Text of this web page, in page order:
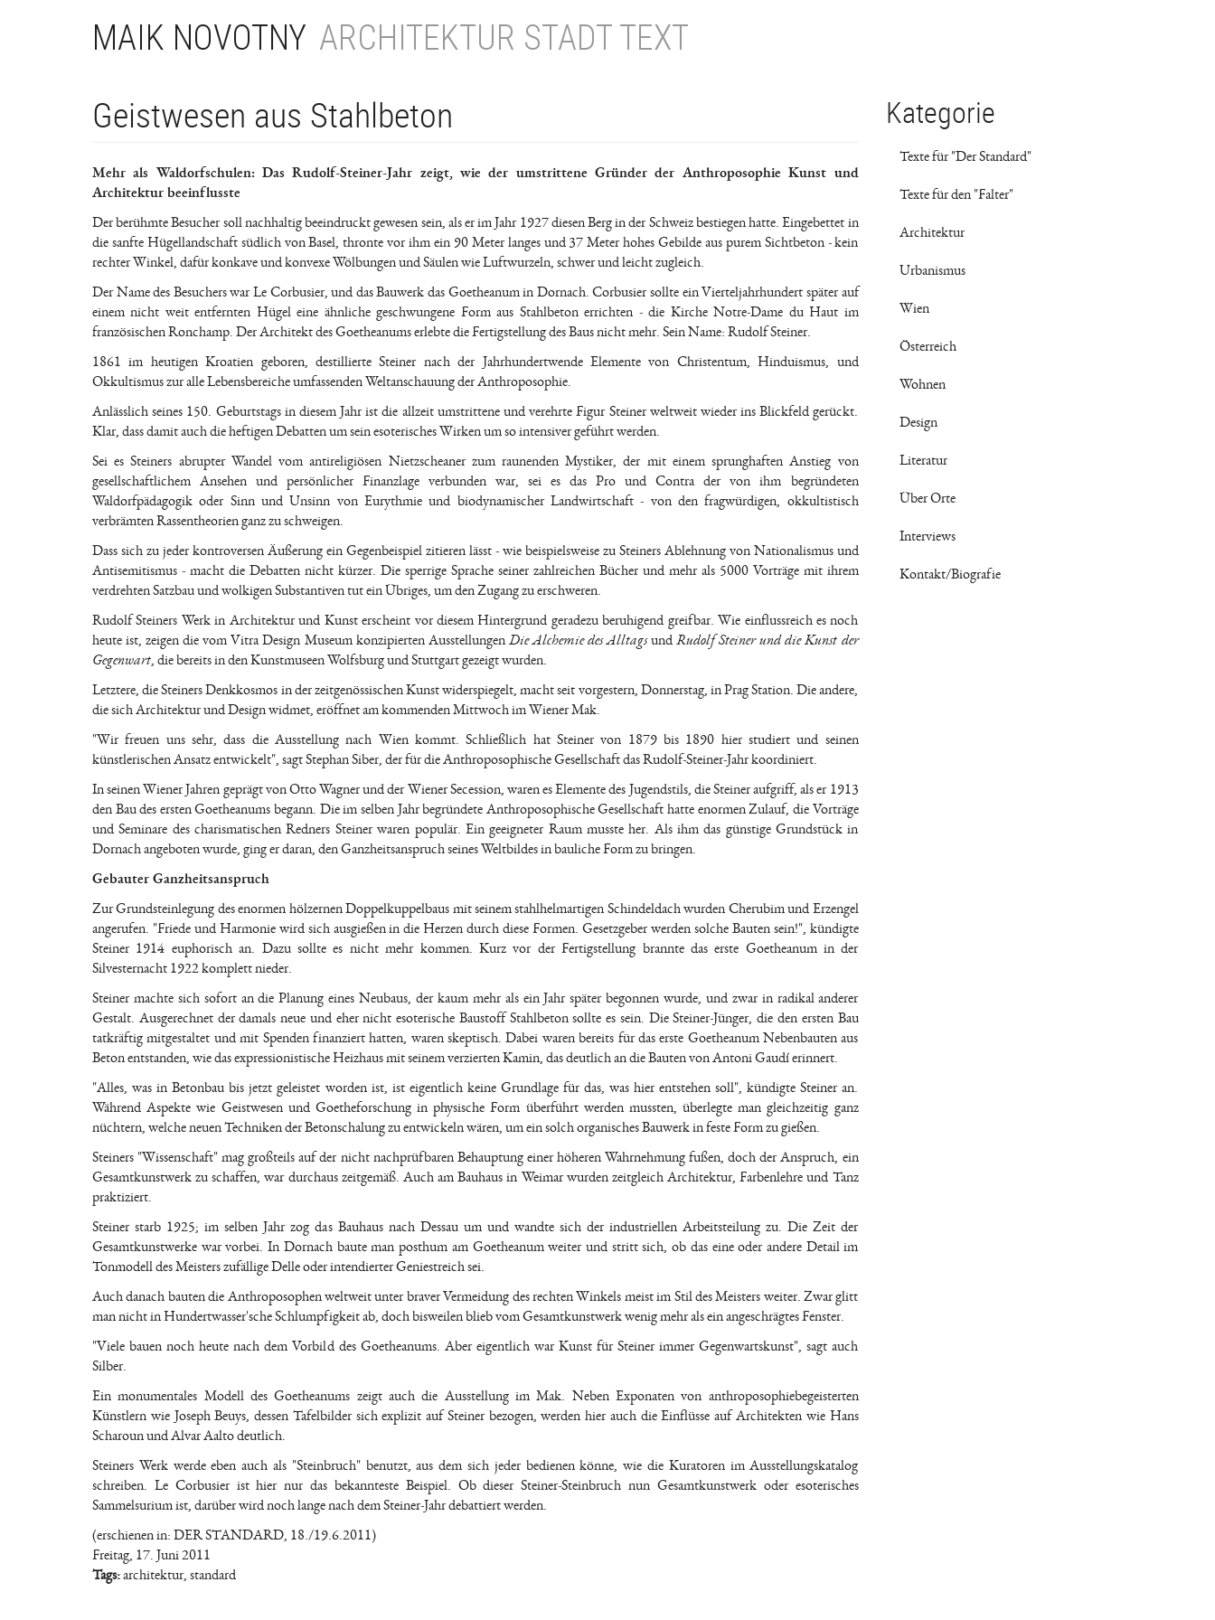
MAIK NOVOTNY ARCHITEKTUR STADT TEXT
Geistwesen aus Stahlbeton
Mehr als Waldorfschulen: Das Rudolf-Steiner-Jahr zeigt, wie der umstrittene Gründer der Anthroposophie Kunst und
Architektur beeinflusste
Der berühmte Besucher soll nachhaltig beeindruckt gewesen sein, als er im Jahr 1927 diesen Berg in der Schweiz bestiegen hatte. Eingebettet in
die sanfte Hügellandschaft südlich von Basel, thronte vor ihm ein 90 Meter langes und 37 Meter hohes Gebilde aus purem Sichtbeton - kein
rechter Winkel, dafür konkave und konvexe Wölbungen und Säulen wie Luftwurzeln, schwer und leicht zugleich.
Der Name des Besuchers war Le Corbusier, und das Bauwerk das Goetheanum in Dornach. Corbusier sollte ein Vierteljahrhundert später auf
einem nicht weit entfernten Hügel eine ähnliche geschwungene Form aus Stahlbeton errichten - die Kirche Notre-Dame du Haut im
französischen Ronchamp. Der Architekt des Goetheanums erlebte die Fertigstellung des Baus nicht mehr. Sein Name: Rudolf Steiner.
1861 im heutigen Kroatien geboren, destillierte Steiner nach der Jahrhundertwende Elemente von Christentum, Hinduismus, und
Okkultismus zur alle Lebensbereiche umfassenden Weltanschauung der Anthroposophie.
Anlässlich seines 150. Geburtstags in diesem Jahr ist die allzeit umstrittene und verehrte Figur Steiner weltweit wieder ins Blickfeld gerückt.
Klar, dass damit auch die heftigen Debatten um sein esoterisches Wirken um so intensiver geführt werden.
Sei es Steiners abrupter Wandel vom antireligiösen Nietzscheaner zum raunenden Mystiker, der mit einem sprunghaften Anstieg von
gesellschaftlichem Ansehen und persönlicher Finanzlage verbunden war, sei es das Pro und Contra der von ihm begründeten
Waldorfpädagogik oder Sinn und Unsinn von Eurythmie und biodynamischer Landwirtschaft - von den fragwürdigen, okkultistisch
verbrämten Rassentheorien ganz zu schweigen.
Dass sich zu jeder kontroversen Äußerung ein Gegenbeispiel zitieren lässt - wie beispielsweise zu Steiners Ablehnung von Nationalismus und
Antisemitismus - macht die Debatten nicht kürzer. Die sperrige Sprache seiner zahlreichen Bücher und mehr als 5000 Vorträge mit ihrem
verdrehten Satzbau und wolkigen Substantiven tut ein Übriges, um den Zugang zu erschweren.
Rudolf Steiners Werk in Architektur und Kunst erscheint vor diesem Hintergrund geradezu beruhigend greifbar. Wie einflussreich es noch
heute ist, zeigen die vom Vitra Design Museum konzipierten Ausstellungen Die Alchemie des Alltagsund Rudolf Steiner und die Kunst der
Gegenwart, die bereits in den Kunstmuseen Wolfsburg und Stuttgart gezeigt wurden.
Letztere, die Steiners Denkkosmos in der zeitgenössischen Kunst widerspiegelt, macht seit vorgestern, Donnerstag, in Prag Station. Die andere,
die sich Architektur und Design widmet, eröffnet am kommenden Mittwoch im Wiener Mak.
"Wir freuen uns sehr, dass die Ausstellung nach Wien kommt. Schließlich hat Steiner von 1879 bis 1890 hier studiert und seinen
künstlerischen Ansatz entwickelt", sagt Stephan Siber, der für die Anthroposophische Gesellschaft das Rudolf-Steiner-Jahr koordiniert.
In seinen Wiener Jahren geprägt von Otto Wagner und der Wiener Secession, waren es Elemente des Jugendstils, die Steiner aufgriff, als er 1913
den Bau des ersten Goetheanums begann. Die im selben Jahr begründete Anthroposophische Gesellschaft hatte enormen Zulauf, die Vorträge
und Seminare des charismatischen Redners Steiner waren populär. Ein geeigneter Raum musste her. Als ihm das günstige Grundstück in
Dornach angeboten wurde, ging er daran, den Ganzheitsanspruch seines Weltbildes in bauliche Form zu bringen.
Gebauter Ganzheitsanspruch
Zur Grundsteinlegung des enormen hölzernen Doppelkuppelbaus mit seinem stahlhelmartigen Schindeldach wurden Cherubim und Erzengel
angerufen. "Friede und Harmonie wird sich ausgießen in die Herzen durch diese Formen. Gesetzgeber werden solche Bauten sein!", kündigte
Steiner 1914 euphorisch an. Dazu sollte es nicht mehr kommen. Kurz vor der Fertigstellung brannte das erste Goetheanum in der
Silvesternacht 1922 komplett nieder.
Steiner machte sich sofort an die Planung eines Neubaus, der kaum mehr als ein Jahr später begonnen wurde, und zwar in radikal anderer
Gestalt. Ausgerechnet der damals neue und eher nicht esoterische Baustoff Stahlbeton sollte es sein. Die Steiner-Jünger, die den ersten Bau
tatkräftig mitgestaltet und mit Spenden finanziert hatten, waren skeptisch. Dabei waren bereits für das erste Goetheanum Nebenbauten aus
Beton entstanden, wie das expressionistische Heizhaus mit seinem verzierten Kamin, das deutlich an die Bauten von Antoni Gaudí erinnert.
"Alles, was in Betonbau bis jetzt geleistet worden ist, ist eigentlich keine Grundlage für das, was hier entstehen soll", kündigte Steiner an.
Während Aspekte wie Geistwesen und Goetheforschung in physische Form überführt werden mussten, überlegte man gleichzeitig ganz
nüchtern, welche neuen Techniken der Betonschalung zu entwickeln wären, um ein solch organisches Bauwerk in feste Form zu gießen.
Steiners "Wissenschaft" mag großteils auf der nicht nachprüfbaren Behauptung einer höheren Wahrnehmung fußen, doch der Anspruch, ein
Gesamtkunstwerk zu schaffen, war durchaus zeitgemäß. Auch am Bauhaus in Weimar wurden zeitgleich Architektur, Farbenlehre und Tanz
praktiziert.
Steiner starb 1925; im selben Jahr zog das Bauhaus nach Dessau um und wandte sich der industriellen Arbeitsteilung zu. Die Zeit der
Gesamtkunstwerke war vorbei. In Dornach baute man posthum am Goetheanum weiter und stritt sich, ob das eine oder andere Detail im
Tonmodell des Meisters zufällige Delle oder intendierter Geniestreich sei.
Auch danach bauten die Anthroposophen weltweit unter braver Vermeidung des rechten Winkels meist im Stil des Meisters weiter. Zwar glitt
man nicht in Hundertwasser'sche Schlumpfigkeit ab, doch bisweilen blieb vom Gesamtkunstwerk wenig mehr als ein angeschrägtes Fenster.
"Viele bauen noch heute nach dem Vorbild des Goetheanums. Aber eigentlich war Kunst für Steiner immer Gegenwartskunst", sagt auch
Silber.
Ein monumentales Modell des Goetheanums zeigt auch die Ausstellung im Mak. Neben Exponaten von anthroposophiebegeisterten
Künstlern wie Joseph Beuys, dessen Tafelbilder sich explizit auf Steiner bezogen, werden hier auch die Einflüsse auf Architekten wie Hans
Scharoun und Alvar Aalto deutlich.
Steiners Werk werde eben auch als "Steinbruch" benutzt, aus dem sich jeder bedienen könne, wie die Kuratoren im Ausstellungskatalog
schreiben. Le Corbusier ist hier nur das bekannteste Beispiel. Ob dieser Steiner-Steinbruch nun Gesamtkunstwerk oder esoterisches
Sammelsurium ist, darüber wird noch lange nach dem Steiner-Jahr debattiert werden.
(erschienen in: DER STANDARD, 18./19.6.2011)
Freitag, 17. Juni 2011
Tags:architektur, standard
Kategorie
Texte für "Der Standard"
Texte für den "Falter"
Architektur
Urbanismus
Wien
Österreich
Wohnen
Design
Literatur
Über Orte
Interviews
Kontakt/Biografie